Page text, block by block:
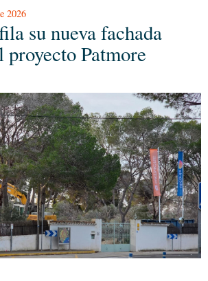
2026
su nueva fachada
Patmore